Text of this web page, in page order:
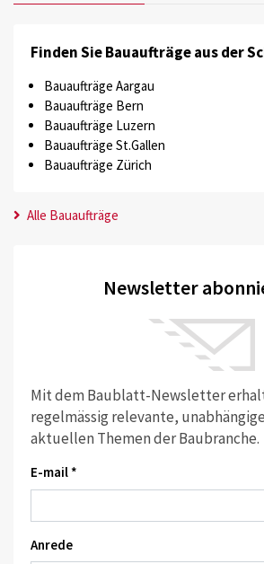
Finden Sie Bauaufträge aus der
Bauaufträge Aargau
Bauaufträge Bern
Bauaufträge Luzern
Bauaufträge St.Gallen
Bauaufträge Zürich
Alle Bauaufträge
Newsletter
Mit dem Baublatt-Newsletter
regelmässig relevante,
aktuellen Themen der Baubranche.
E-mail *
Anrede